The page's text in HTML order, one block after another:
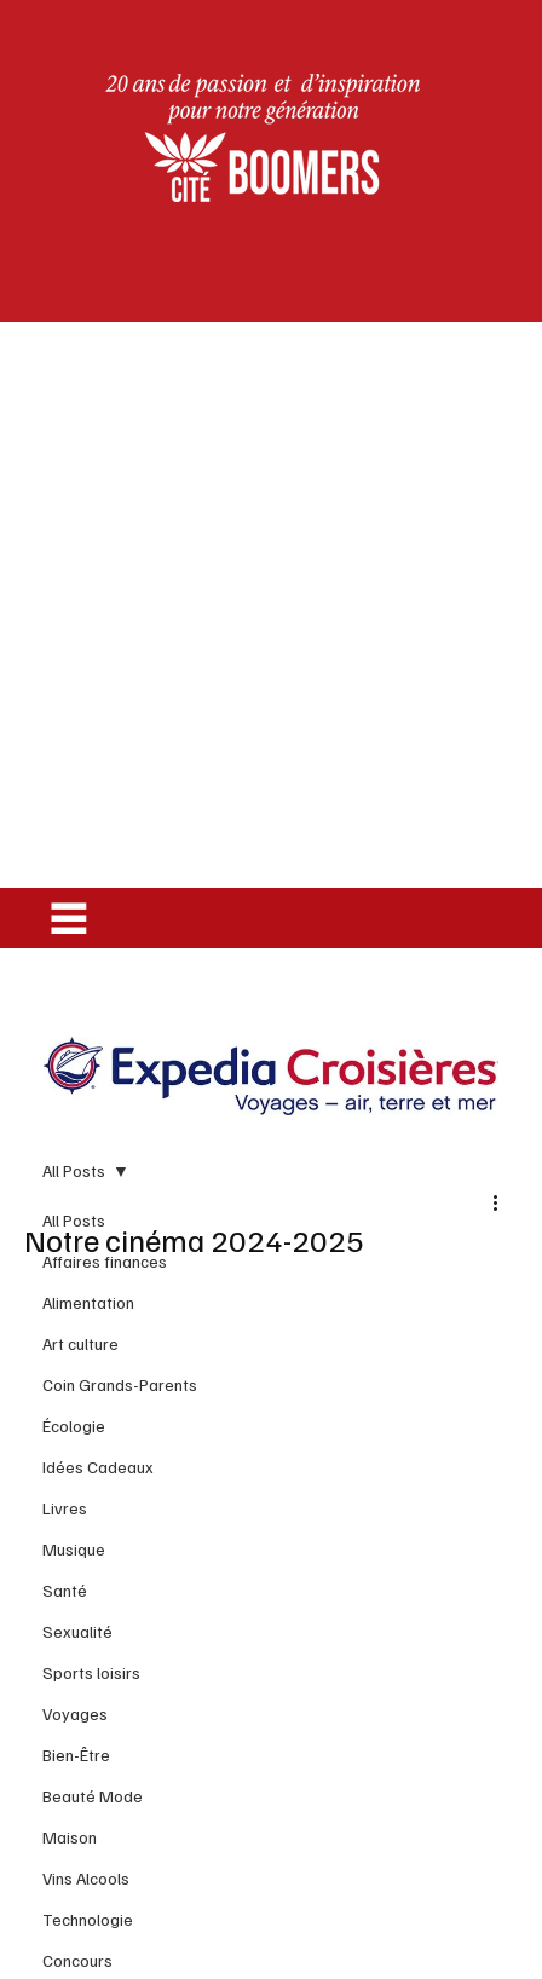
All Posts
Affaires finances
Alimentation
Art culture
Coin Grands-Parents
Écologie
Idées Cadeaux
Livres
Musique
Santé
Sexualité
Sports loisirs
Voyages
Bien-Être
Beauté Mode
Maison
Vins Alcools
Technologie
Concours
All Posts
Notre cinéma 2024-2025